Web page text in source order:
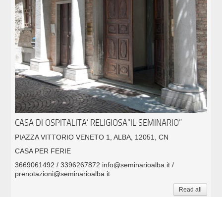
CASA DI OSPITALITA’ RELIGIOSA”IL SEMINARIO”
PIAZZA VITTORIO VENETO 1, ALBA, 12051, CN
CASA PER FERIE
3669061492 / 3396267872 info@seminarioalba.it /
prenotazioni@seminarioalba.it
Read all